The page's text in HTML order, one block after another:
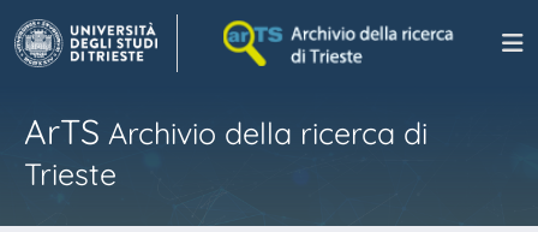
ArTS Archivio della ricerca di
Trieste